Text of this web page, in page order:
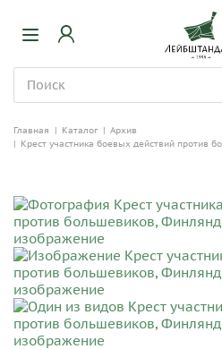
Главная | Каталог | Архив
| Крест участника боевых действий против